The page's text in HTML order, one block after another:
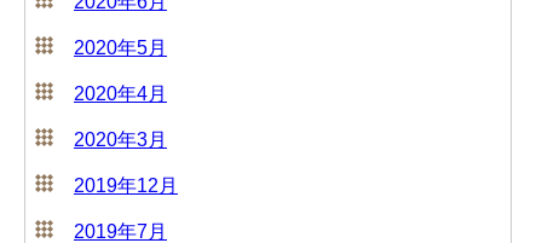
2020年5月
2020年4月
2020年3月
2019年12月
2019年7月